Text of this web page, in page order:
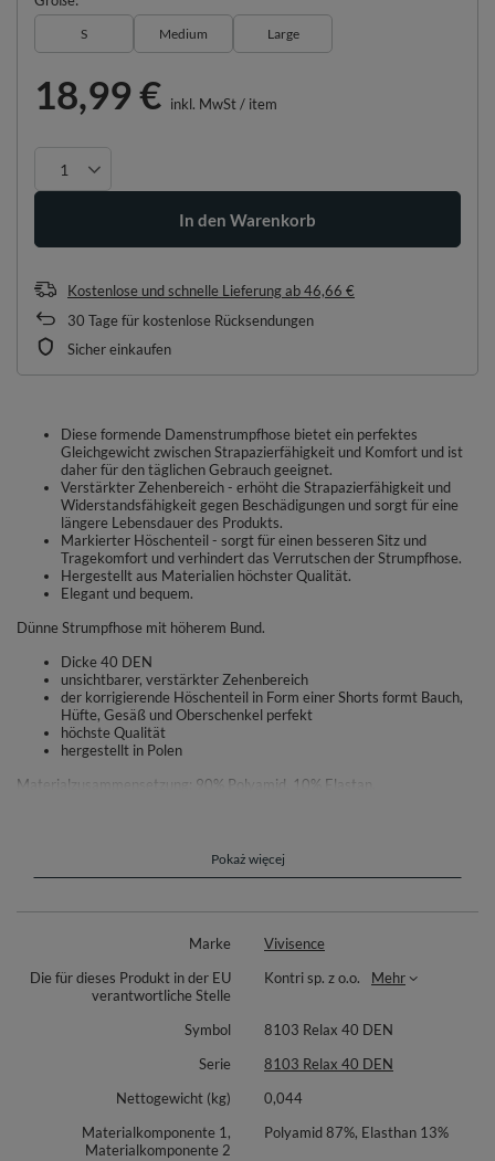
S Medium Large
18,99 € inkl. MwSt/ item
In den Warenkorb
Kostenlose und schnelle Lieferungab46,66 €
30 Tage für kostenlose Rücksendungen
Sicher einkaufen
Diese formende Damenstrumpfhose bietet ein perfektes
Gleichgewicht zwischen Strapazierfähigkeit und Komfort und ist
daher für den täglichen Gebrauch geeignet.
Verstärkter Zehenbereich - erhöht die Strapazierfähigkeit und
Widerstandsfähigkeit gegen Beschädigungen und sorgt für eine
längere Lebensdauer des Produkts.
Markierter Höschenteil - sorgt für einen besseren Sitz und
Tragekomfort und verhindert das Verrutschen der Strumpfhose.
Hergestellt aus Materialien höchster Qualität.
Elegant und bequem.
Dünne Strumpfhose mit höherem Bund.
Dicke 40 DEN
unsichtbarer, verstärkter Zehenbereich
der korrigierende Höschenteil in Form einer Shorts formt Bauch,
Hüfte, Gesäß und Oberschenkel perfekt
höchste Qualität
hergestellt in Polen
Materialzusammensetzung: 90% Polyamid, 10% Elastan.
Pokaż więcej
Marke
Vivisence
Die für dieses Produkt in der EU
verantwortliche Stelle
Kontri sp. z o.o. Mehr
Symbol
8103 Relax 40 DEN
Serie
8103 Relax 40 DEN
Nettogewicht (kg)
0,044
Materialkomponente 1,
Materialkomponente 2
Polyamid 87%, Elasthan 13%